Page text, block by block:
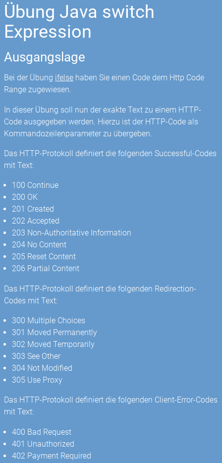
Übung Java switch
Expression
Ausgangslage
Bei der Übung ifelse haben Sie einen Code dem Http Code
Range zugewiesen.
In dieser Übung soll nun der exakte Text zu einem HTTP-
Code ausgegeben werden. Hierzu ist der HTTP-Code als
Kommandozeilenparameter zu übergeben.
Das HTTP-Protokoll definiert die folgenden Successful-Codes
mit Text:
100 Continue
200 OK
201 Created
202 Accepted
203 Non-Authoritative Information
204 No Content
205 Reset Content
206 Partial Content
Das HTTP-Protokoll definiert die folgenden Redirection-
Codes mit Text:
300 Multiple Choices
301 Moved Permanently
302 Moved Temporarily
303 See Other
304 Not Modified
305 Use Proxy
Das HTTP-Protokoll definiert die folgenden Client-Error-Codes
mit Text:
400 Bad Request
401 Unauthorized
402 Payment Required